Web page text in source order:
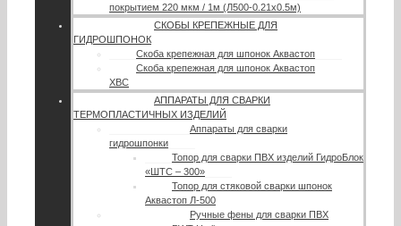
покрытием 220 мкм / 1м (Л500-0.21х0.5м)
СКОБЫ КРЕПЕЖНЫЕ ДЛЯ
ГИДРОШПОНОК
Скоба крепежная для шпонок Аквастоп
Скоба крепежная для шпонок Аквастоп
ХВС
АППАРАТЫ ДЛЯ СВАРКИ
ТЕРМОПЛАСТИЧНЫХ ИЗДЕЛИЙ
Аппараты для сварки
гидрошпонки
Топор для сварки ПВХ изделий ГидроБлок
«ШТС – 300»
Топор для стяковой сварки шпонок
Аквастоп Л-500
Ручные фены для сварки ПВХ